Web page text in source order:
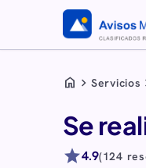
home chevron_right Servicios
Se
star4.9(124